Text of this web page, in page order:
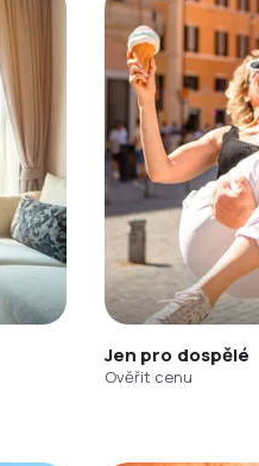
Jen pro dospělé
Ověřit cenu